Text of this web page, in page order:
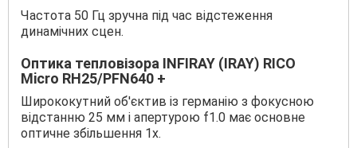
Частота 50 Гц зручна під час відстеження
динамічних сцен.
Оптика тепловізора INFIRAY (IRAY) RICO
Micro RH25/PFN640 +
Ширококутний об'єктив із германію з фокусною
відстанню 25 мм і апертурою f1.0 має основне
оптичне збільшення 1x.